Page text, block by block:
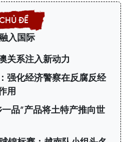
入国际
关系注入新动力
强化经济警察在反腐反经
用
品”产品将土特产推向世